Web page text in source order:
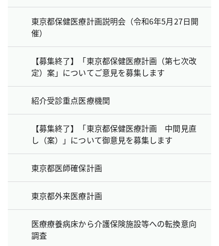
東京都保健医療計画説明会（令和6年5月27日開
催）
【募集終了】「東京都保健医療計画（第七次改
定）案」についてご意見を募集します
紹介受診重点医療機関
【募集終了】「東京都保健医療計画 中間見直
し（案）」について御意見を募集します
東京都医師確保計画
東京都外来医療計画
医療療養病床から介護保険施設等への転換意向
調査